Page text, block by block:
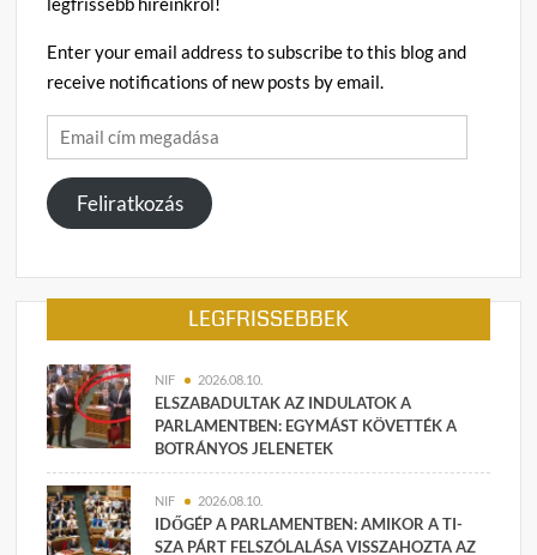
Enter your email address to subscribe to this blog and
receive notifications of new posts by email.
Email
cím
megadása
Feliratkozás
LEGFRISSEBBEK
NIF 2026.08.10.
ELSZABADULTAK AZ INDULATOK A
PARLAMENTBEN: EGYMÁST KÖVETTÉK A
BOTRÁNYOS JELENETEK
NIF 2026.08.10.
IDŐGÉP A PARLAMENTBEN: AMIKOR A TI-
SZA PÁRT FELSZÓLALÁSA VISSZAHOZTA AZ